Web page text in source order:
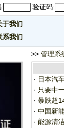
: 验证码:
于我们
系我们
>> 管理系
· 日本汽
· 只要中
· 暴跌超
· 中国新
· 能源清